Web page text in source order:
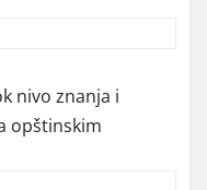
nivo znanja i
opštinskim